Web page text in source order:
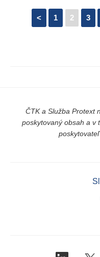
< 1 2 3
ČTK a Služba Protext
poskytovaný obsah a v